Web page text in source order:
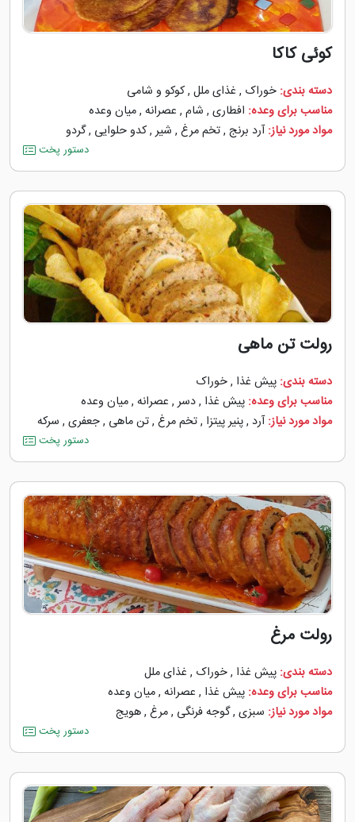
کوئی کاکا
دسته بندی: خوراک , غذای ملل ,کوکو و شامی
مناسب برای وعده: افطاری , شام , عصرانه ,میان وعده
مواد مورد نیاز: آرد برنج ,تخم مرغ , شیر,کدو حلوایی ,گردو
دستور پخت
رولت تن ماهی
دسته بندی: پیش غذا ,خوراک
مناسب برای وعده: پیش غذا ,دسر, عصرانه ,میان وعده
مواد مورد نیاز: آرد ,پنیر پیتزا ,تخم مرغ ,تن ماهی ,جعفری , سرکه
دستور پخت
رولت مرغ
دسته بندی: پیش غذا ,خوراک , غذای ملل
مناسب برای وعده: پیش غذا , عصرانه ,میان وعده
مواد مورد نیاز: سبزی ,گوجه ‌فرنگی ,مرغ ,هویج
دستور پخت